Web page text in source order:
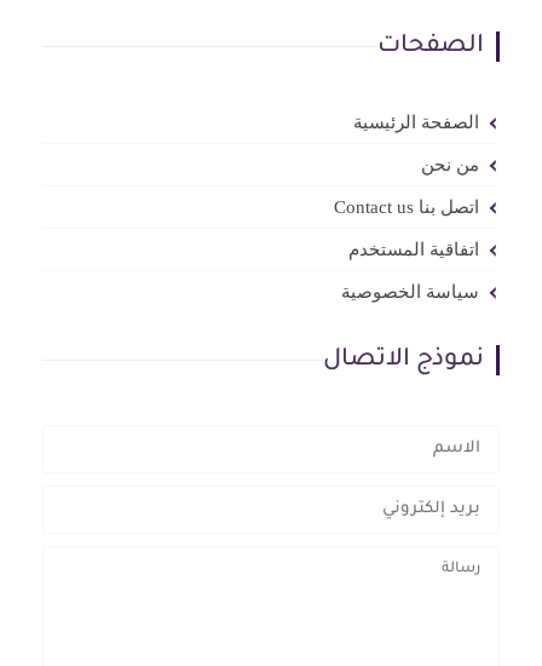
الصفحات
الصفحة الرئيسية
من نحن
اتصل بنا Contact us
اتفاقية المستخدم
سياسة الخصوصية
نموذج الاتصال